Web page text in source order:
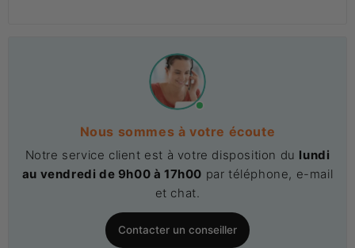
Nous sommes à votre écoute
Notre service client est à votre disposition du lundi
au vendredi de 9h00 à 17h00 par téléphone, e-mail
et chat.
Contacter un conseiller